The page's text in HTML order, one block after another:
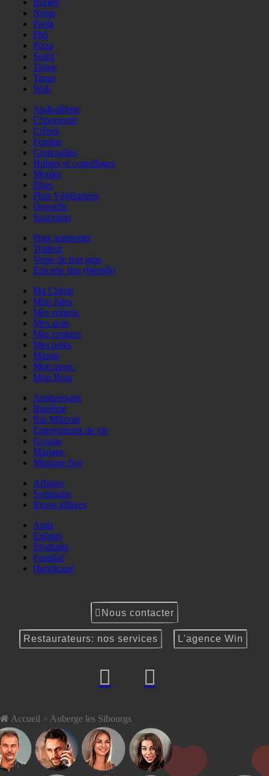
Burger
Nems
Paëla
Phö
Pizza
Sushi
Tajine
Tapas
Wok
Andouillette
Choucroute
Crêpes
Fondue
Grenouilles
Huitres et coquillages
Moules
Pâtes
Plats Végétariens
Quenelle
Saucisson
Plats àemporter
Traiteur
Vente de foie gras
Epicerie fine (bientôt)
Ma Chérie
Mon Jules
Mes enfants
Mes amis
Mes copines
Mes potes
Mamie
Mon assoc.
Mon Boss
Anniversaire
Baptême
Bar Mitzvah
Enterrements de vie
Groupe
Mariage
Musique live
Affaires
Seminaire
Repas affaires
Amis
Enfants
Etudiants
Familial
Handicapé
Nous contacter
Restaurateurs: nos services L'agence Win
Accueil > Auberge les Sibourgs